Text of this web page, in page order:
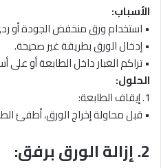
الأسباب:
• استخدام ورق منخفض الجودة أو
• إدخال الورق بطريقة غير صحيحة.
• تراكم الغبار داخل الطابعة أو على
الحلول:
1. إيقاف الطابعة:
• قبل محاولة إخراج الورق، أطفئ
2. إزالة الورق برفق: